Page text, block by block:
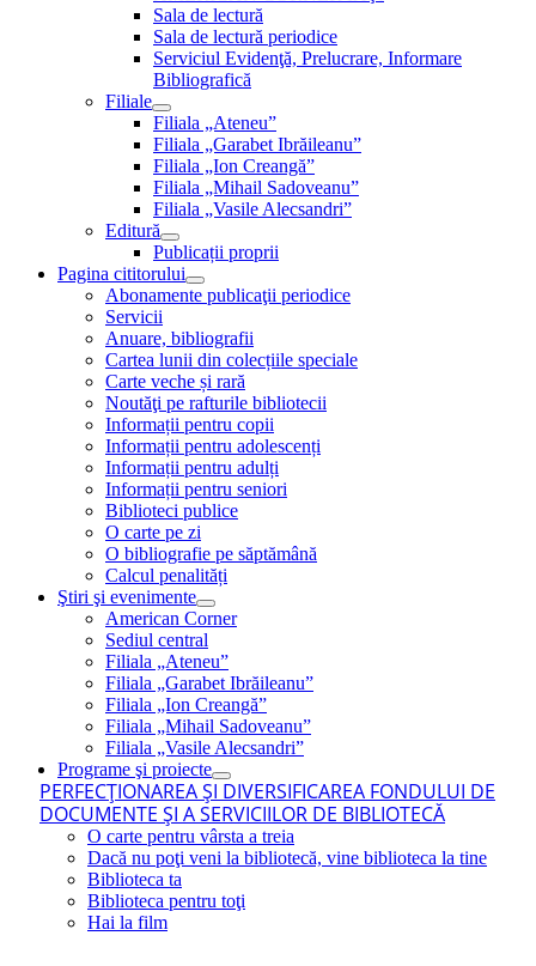
Sala de lectură
Sala de lectură periodice
Serviciul Evidenţă, Prelucrare, Informare
Bibliografică
Filiale
Filiala „Ateneu”
Filiala „Garabet Ibrăileanu”
Filiala „Ion Creangă”
Filiala „Mihail Sadoveanu”
Filiala „Vasile Alecsandri”
Editură
Publicații proprii
Pagina cititorului
Abonamente publicaţii periodice
Servicii
Anuare, bibliografii
Cartea lunii din colecțiile speciale
Carte veche și rară
Noutăţi pe rafturile bibliotecii
Informații pentru copii
Informații pentru adolescenți
Informații pentru adulți
Informații pentru seniori
Biblioteci publice
O carte pe zi
O bibliografie pe săptămână
Calcul penalități
Ştiri şi evenimente
American Corner
Sediul central
Filiala „Ateneu”
Filiala „Garabet Ibrăileanu”
Filiala „Ion Creangă”
Filiala „Mihail Sadoveanu”
Filiala „Vasile Alecsandri”
Programe şi proiecte
PERFECŢIONAREA ŞI DIVERSIFICAREA FONDULUI DE
DOCUMENTE ŞI A SERVICIILOR DE BIBLIOTECĂ
O carte pentru vârsta a treia
Dacă nu poţi veni la bibliotecă, vine biblioteca la tine
Biblioteca ta
Biblioteca pentru toţi
Hai la film